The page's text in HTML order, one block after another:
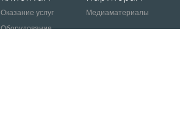
Оказание услуг
Оборудование
Медиаматериалы